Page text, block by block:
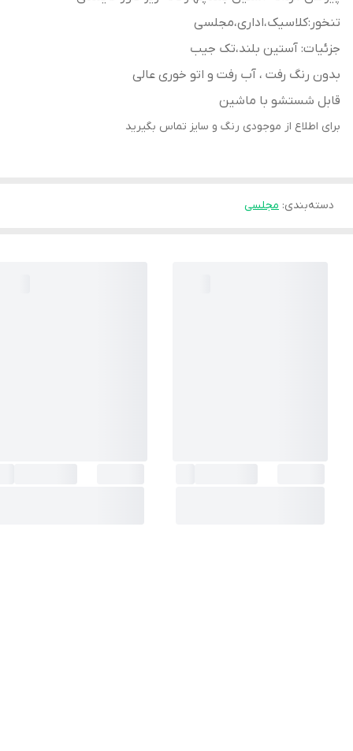
تنخور:کلاسیک،اداری،مجلسی
جزئیات: آستین بلند،تک جیب
بدون رنگ رفت ، آب رفت و اتو خوری عالی
قابل شستشو با ماشین
برای اطلاع از موجودی رنگ و سایز تماس بگیرید
دسته‌بندی: مجلسی